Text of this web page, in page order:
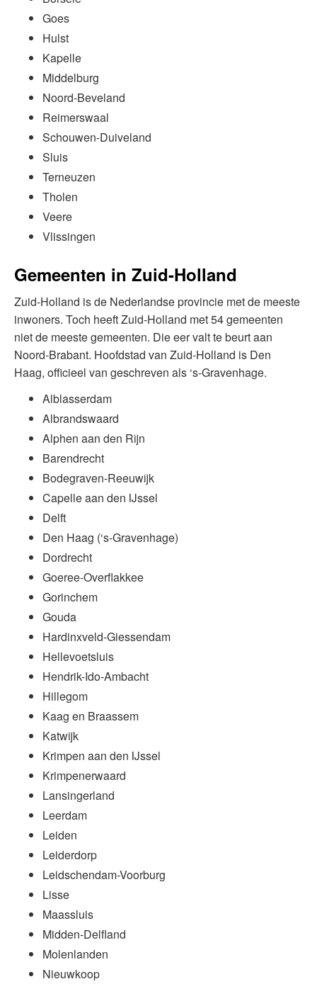
Goes
Hulst
Kapelle
Middelburg
Noord-Beveland
Reimerswaal
Schouwen-Duiveland
Sluis
Terneuzen
Tholen
Veere
Vlissingen
Gemeenten in Zuid-Holland
Zuid-Holland is de Nederlandse provincie met de meeste
inwoners. Toch heeft Zuid-Holland met 54 gemeenten
niet de meeste gemeenten. Die eer valt te beurt aan
Noord-Brabant. Hoofdstad van Zuid-Holland is Den
Haag, officieel van geschreven als ‘s-Gravenhage.
Alblasserdam
Albrandswaard
Alphen aan den Rijn
Barendrecht
Bodegraven-Reeuwijk
Capelle aan den IJssel
Delft
Den Haag (‘s-Gravenhage)
Dordrecht
Goeree-Overflakkee
Gorinchem
Gouda
Hardinxveld-Giessendam
Hellevoetsluis
Hendrik-Ido-Ambacht
Hillegom
Kaag en Braassem
Katwijk
Krimpen aan den IJssel
Krimpenerwaard
Lansingerland
Leerdam
Leiden
Leiderdorp
Leidschendam-Voorburg
Lisse
Maassluis
Midden-Delfland
Molenlanden
Nieuwkoop